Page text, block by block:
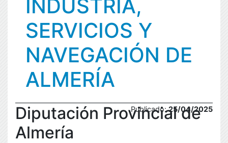
INDUSTRIA,
SERVICIOS Y
NAVEGACIÓN DE
ALMERÍA
Diputación Provincial de
Almería
Publicado:25/04/2025